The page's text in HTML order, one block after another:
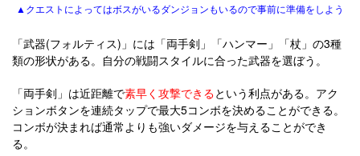
▲クエストによってはボスがいるダンジョンもいるので事前に準備をしよう
「武器(フォルティス)」には「両手剣」「ハンマー」「杖」の3種
類の形状がある。自分の戦闘スタイルに合った武器を選ぼう。
「両手剣」は近距離で素早く攻撃できるという利点がある。アク
ションボタンを連続タップで最大5コンボを決めることができる。
コンボが決まれば通常よりも強いダメージを与えることができ
る。